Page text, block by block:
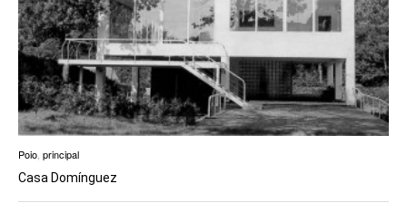
Poio principal
Casa Domínguez